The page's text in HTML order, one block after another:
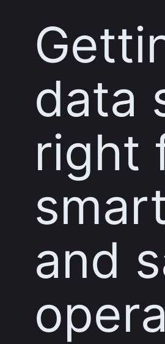
data
right
and